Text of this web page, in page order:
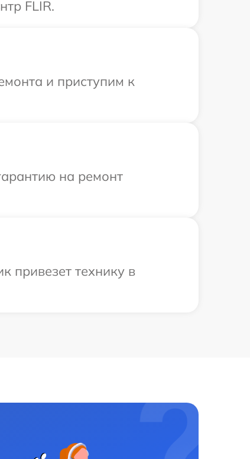
FLIR.
и приступим к
на ремонт
привезет технику в